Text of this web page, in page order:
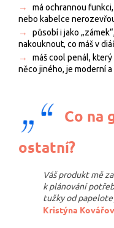
→
má ochrannou
nebo kabelce
→
působí i jako
nakouknout, co máš v
→ máš cool penál,
něco jiného, je moderní
Co na
ostatní?
Váš produkt mě
k plánování
tužky od
Kristýna